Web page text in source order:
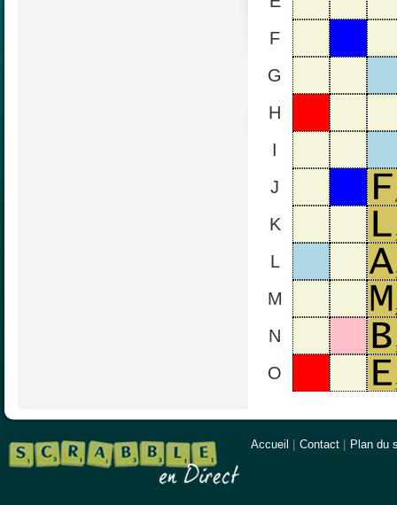
F
G
H
I
J
K
L
M
N
O
Accueil Contact Plan du